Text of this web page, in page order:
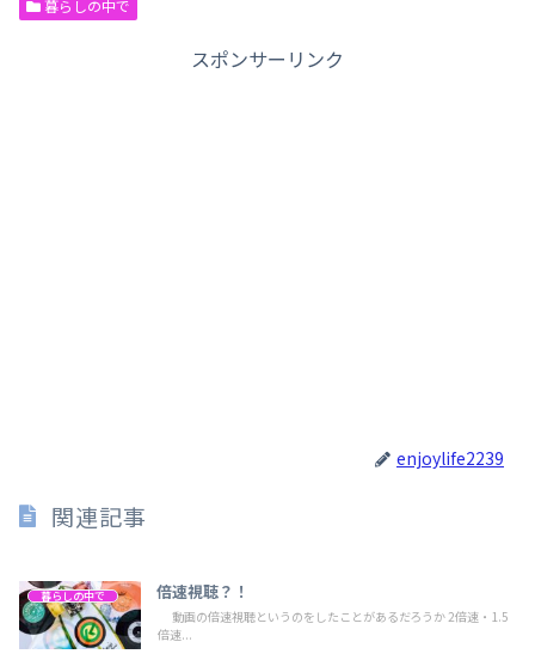
暮らしの中で
スポンサーリンク
enjoylife2239
関連記事
暮らしの中で 倍速視聴？！
動画の倍速視聴というのをしたことがあるだろうか 2倍速・1.5
倍速...